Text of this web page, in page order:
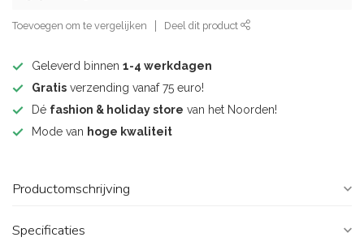
Toevoegen om te vergelijken Deel dit product
Geleverd binnen 1-4 werkdagen
Gratis verzending vanaf 75 euro!
Dé fashion & holiday store van het Noorden!
Mode van hoge kwaliteit
Productomschrijving
Specificaties